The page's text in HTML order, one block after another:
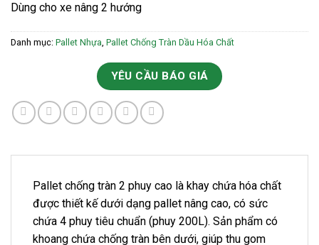
Dùng cho xe nâng 2 hướng
Danh mục: Pallet Nhựa Pallet Chống Tràn Dầu Hóa Chất
YÊU CẦU BÁO GIÁ
Pallet chống tràn 2 phuy cao là khay chứa hóa chất
được thiết kế dưới dạng pallet nâng cao, có sức
chứa 4 phuy tiêu chuẩn (phuy 200L). Sản phẩm có
khoang chứa chống tràn bên dưới, giúp thu gom